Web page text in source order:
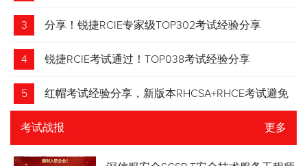
3 分享！锐捷RCIE专家级TOP302考试经验分享
4 锐捷RCIE考试通过！TOP038考试经验分享
5 红帽考试经验分享，新版本RHCSA+RHCE考试避免
踩坑
考试战报 更多